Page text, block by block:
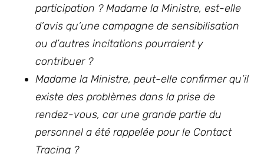
participation ? Madame la Ministre, est-elle
d’avis qu’une campagne de sensibilisation
ou d’autres incitations pourraient y
contribuer ?
Madame la Ministre, peut-elle confirmer qu’il
existe des problèmes dans la prise de
rendez-vous, car une grande partie du
personnel a été rappelée pour le Contact
Tracing ?